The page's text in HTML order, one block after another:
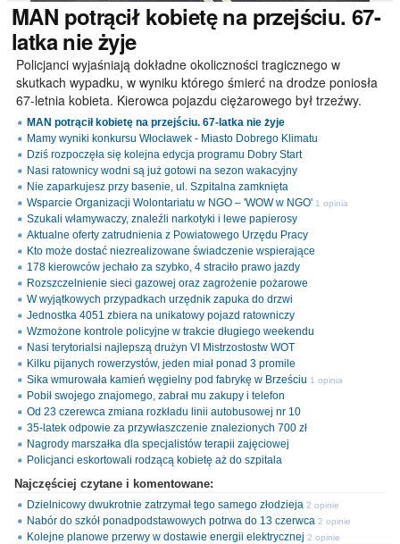
MAN potrącił kobietę na przejściu. 67-
latka nie żyje
Policjanci wyjaśniają dokładne okoliczności tragicznego w
skutkach wypadku, w wyniku którego śmierć na drodze poniosła
67-letnia kobieta. Kierowca pojazdu ciężarowego był trzeźwy.
MAN potrącił kobietę na przejściu. 67-latka nie żyje
Mamy wyniki konkursu Włocławek - Miasto Dobrego Klimatu
Dziś rozpoczęła się kolejna edycja programu Dobry Start
Nasi ratownicy wodni są już gotowi na sezon wakacyjny
Nie zaparkujesz przy basenie, ul. Szpitalna zamknięta
Wsparcie Organizacji Wolontariatu w NGO – 'WOW w NGO' 1 opinia
Szukali włamywaczy, znaleźli narkotyki i lewe papierosy
Aktualne oferty zatrudnienia z Powiatowego Urzędu Pracy
Kto może dostać niezrealizowane świadczenie wspierające
178 kierowców jechało za szybko, 4 straciło prawo jazdy
Rozszczelnienie sieci gazowej oraz zagrożenie pożarowe
W wyjątkowych przypadkach urzędnik zapuka do drzwi
Jednostka 4051 zbiera na unikatowy pojazd ratowniczy
Wzmożone kontrole policyjne w trakcie długiego weekendu
Nasi terytorialsi najlepszą drużyn VI Mistrzostostw WOT
Kilku pijanych rowerzystów, jeden miał ponad 3 promile
Sika wmurowała kamień węgielny pod fabrykę w Brześciu 1 opinia
Pobił swojego znajomego, zabrał mu zakupy i telefon
Od 23 czerewca zmiana rozkładu linii autobusowej nr 10
35-latek odpowie za przywłaszczenie znalezionych 700 zł
Nagrody marszałka dla specjalistów terapii zajęciowej
Policjanci eskortowali rodzącą kobietę aż do szpitala
Najczęściej czytane i komentowane:
Dzielnicowy dwukrotnie zatrzymał tego samego złodzieja 2 opinie
Nabór do szkół ponadpodstawowych potrwa do 13 czerwca 2 opinie
Kolejne planowe przerwy w dostawie energii elektrycznej 2 opinie